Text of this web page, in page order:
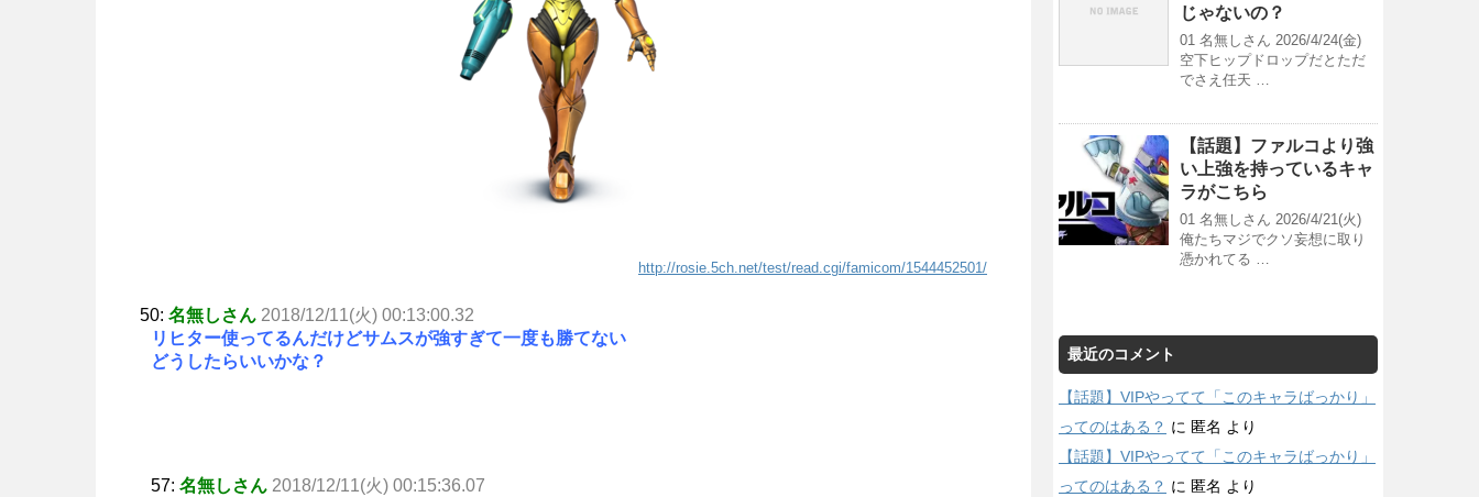
http://rosie.5ch.net/test/read.cgi/famicom/1544452501/
50: 名無しさん 2018/12/11(火) 00:13:00.32
リヒター使ってるんだけどサムスが強すぎて一度も勝てない
どうしたらいいかな？
57: 名無しさん 2018/12/11(火) 00:15:36.07
じゃないの？
01 名無しさん 2026/4/24(金)
空下ヒップドロップだとただ
でさえ任天 …
【話題】ファルコより強
い上強を持っているキャ
ラがこちら
01 名無しさん 2026/4/21(火)
俺たちマジでクソ妄想に取り
憑かれてる …
最近のコメント
【話題】VIPやってて「このキャラばっかり」
ってのはある？ に 匿名 より
【話題】VIPやってて「このキャラばっかり」
ってのはある？ に 匿名 より